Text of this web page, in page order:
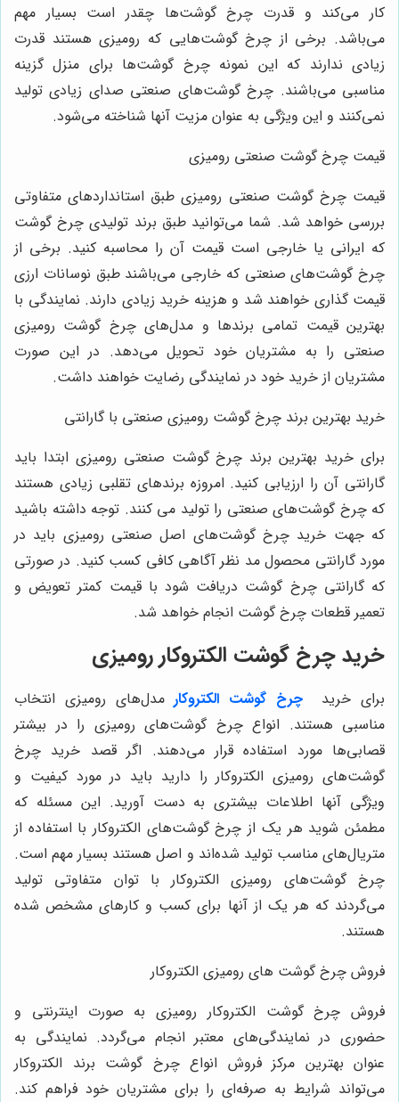
می‌کند و قدرت چرخ گوشت‌ها چقدر است بسیار مهم
برخی از چرخ گوشت‌هایی که رومیزی هستند قدرت
ندارند که این نمونه چرخ گوشت‌ها برای منزل گزینه
می‌باشند. چرخ گوشت‌های صنعتی صدای زیادی تولید
و این ویژگی به عنوان مزیت آنها شناخته می‌شود.
چرخ گوشت صنعتی رومیزی
چرخ گوشت صنعتی رومیزی طبق استانداردهای متفاوتی
خواهد شد. شما می‌توانید طبق برند تولیدی چرخ گوشت
ایرانی یا خارجی است قیمت آن را محاسبه کنید. برخی از
گوشت‌های صنعتی که خارجی می‌باشند طبق نوسانات ارزی
گذاری خواهند شد و هزینه خرید زیادی دارند. نمایندگی با
قیمت تمامی برندها و مدل‌های چرخ گوشت رومیزی
را به مشتریان خود تحویل می‌دهد. در این صورت
از خرید خود در نمایندگی رضایت خواهند داشت.
بهترین برند چرخ گوشت رومیزی صنعتی با گارانتی
خرید بهترین برند چرخ گوشت صنعتی رومیزی ابتدا باید
آن را ارزیابی کنید. امروزه برندهای تقلبی زیادی هستند
چرخ گوشت‌های صنعتی را تولید می ‌کنند. توجه داشته باشید
جهت خرید چرخ گوشت‌های اصل صنعتی رومیزی باید در
گارانتی محصول مد نظر آگاهی کافی کسب کنید. در صورتی
گارانتی چرخ گوشت دریافت شود با قیمت کمتر تعویض و
قطعات چرخ گوشت انجام خواهد شد.
چرخ گوشت الکتروکار رومیزی
خرید چرخ گوشت الکتروکار مدل‌های رومیزی انتخاب
هستند. انواع چرخ گوشت‌های رومیزی را در بیشتر
مورد استفاده قرار می‌دهند. اگر قصد خرید چرخ
رومیزی الکتروکار را دارید باید در مورد کیفیت و
آنها اطلاعات بیشتری به دست آورید. این مسئله که
شوید هر یک از چرخ گوشت‌های الکتروکار با استفاده از
مناسب تولید شده‌اند و اصل هستند بسیار مهم است.
گوشت‌های رومیزی الکتروکار با توان متفاوتی تولید
که هر یک از آنها برای کسب و کارهای مشخص شده
چرخ گوشت های رومیزی الکتروکار
چرخ گوشت الکتروکار رومیزی به صورت اینترنتی و
در نمایندگی‌های معتبر انجام می‌گردد. نمایندگی به
بهترین مرکز فروش انواع چرخ گوشت برند الکتروکار
شرایط به صرفه‌ای را برای مشتریان خود فراهم کند.